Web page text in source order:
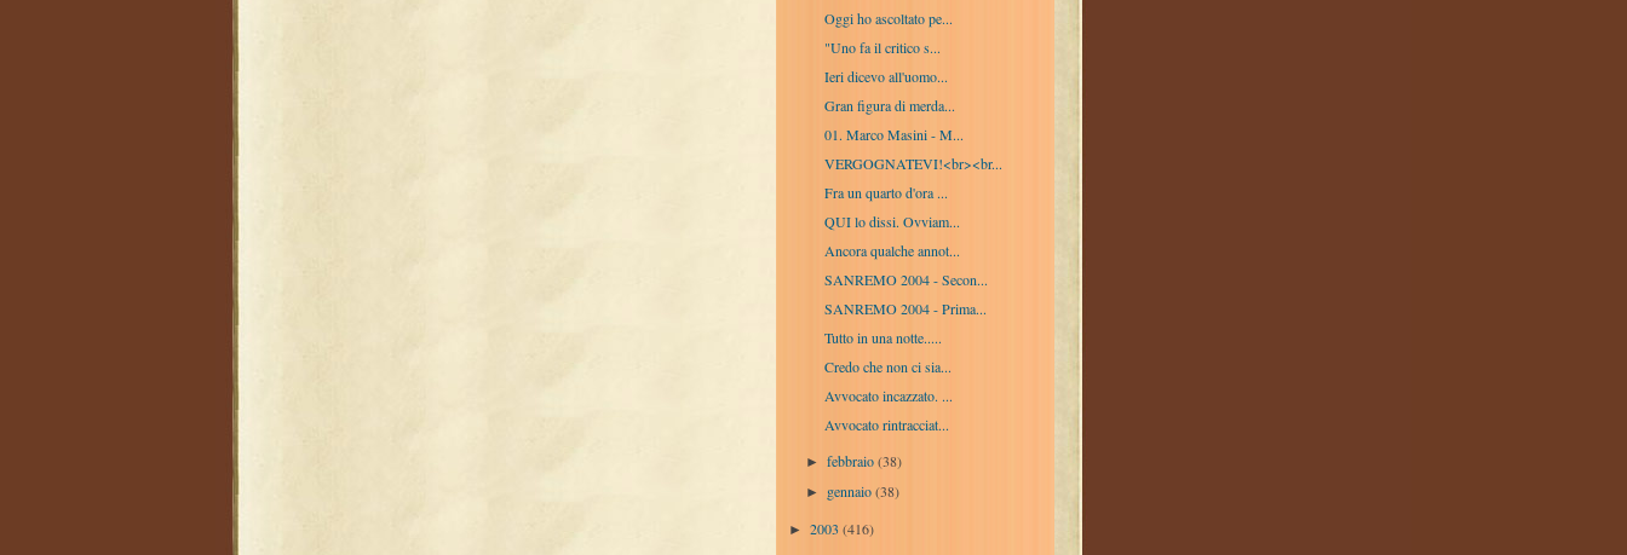
Oggi ho ascoltato pe...
"Uno fa il critico s...
Ieri dicevo all'uomo...
Gran figura di merda...
01. Marco Masini - M...
VERGOGNATEVI!<br><br...
Fra un quarto d'ora ...
QUI lo dissi. Ovviam...
Ancora qualche annot...
SANREMO 2004 - Secon...
SANREMO 2004 - Prima...
Tutto in una notte.....
Credo che non ci sia...
Avvocato incazzato. ...
Avvocato rintracciat...
►febbraio(38)
► gennaio(38)
► 2003 (416)